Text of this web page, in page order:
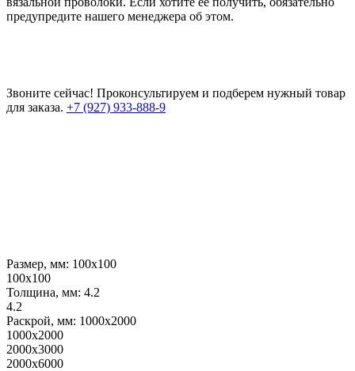
предупредите нашего менеджера об этом.
Звоните сейчас! Проконсультируем и подберем нужный товар
для заказа. +7 (927) 933-888-9
Размер, мм: 100х100
100х100
Толщина, мм: 4.2
4.2
Раскрой, мм: 1000х2000
1000х2000
2000х3000
2000х6000